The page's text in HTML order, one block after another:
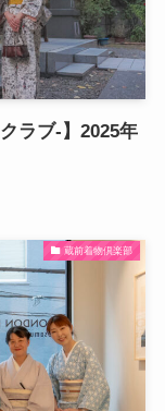
ラブ-】2025年
蔵前着物倶楽部